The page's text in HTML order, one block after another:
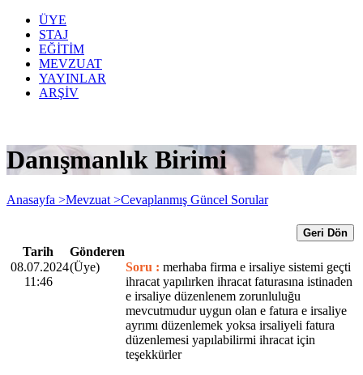
ÜYE
STAJ
EĞİTİM
MEVZUAT
YAYINLAR
ARŞİV
Danışmanlık Birimi
Anasayfa >Mevzuat >Cevaplanmış Güncel Sorular
Geri Dön
Tarih
Gönderen
08.07.2024
11:46
(Üye) Soru : merhaba firma e irsaliye sistemi geçti
ihracat yapılırken ihracat faturasına istinaden
e irsaliye düzenlenem zorunluluğu
mevcutmudur uygun olan e fatura e irsaliye
ayrımı düzenlemek yoksa irsaliyeli fatura
düzenlemesi yapılabilirmi ihracat için
teşekkürler